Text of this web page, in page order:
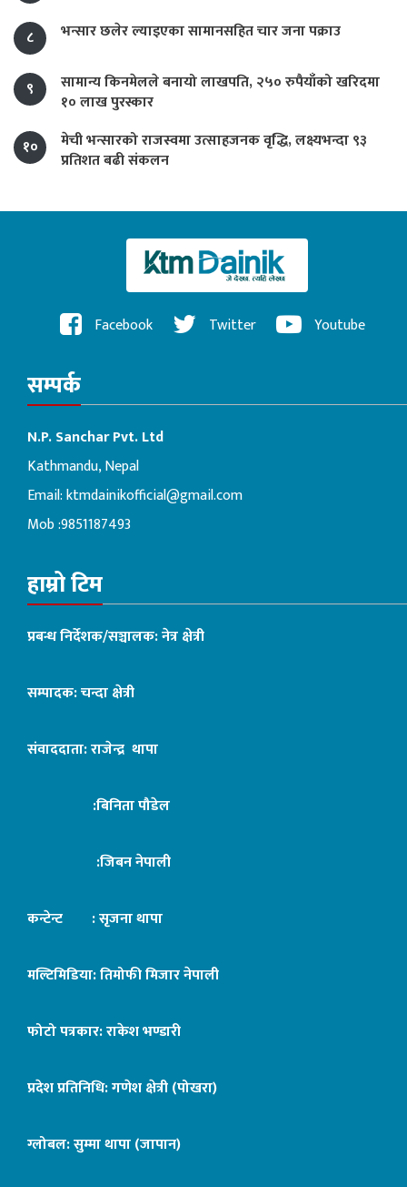
८ भन्सार छलेर ल्याइएका सामानसहित चार जना पक्राउ
९
सामान्य किनमेलले बनायो लाखपति, २५० रुपैयाँको खरिदमा
१० लाख पुरस्कार
१०
मेची भन्सारको राजस्वमा उत्साहजनक वृद्धि, लक्ष्यभन्दा ९३
प्रतिशत बढी संकलन
Facebook Twitter Youtube
सम्पर्क
N.P. Sanchar Pvt. Ltd
Kathmandu, Nepal
Email:ktmdainikofficial@gmail.com
Mob :9851187493
हाम्रो टिम
प्रबन्ध निर्देशक/सञ्चालक: नेत्र क्षेत्री
सम्पादक: चन्दा क्षेत्री
संवाददाता: राजेन्द्र थापा
:बिनिता पौडेल
:जिबन नेपाली
कन्टेन्ट : सृजना थापा
मल्टिमिडिया: तिमोफी मिजार नेपाली
फोटो पत्रकार: राकेश भण्डारी
प्रदेश प्रतिनिधि: गणेश क्षेत्री (पोखरा)
ग्लोबल: सुम्मा थापा (जापान)